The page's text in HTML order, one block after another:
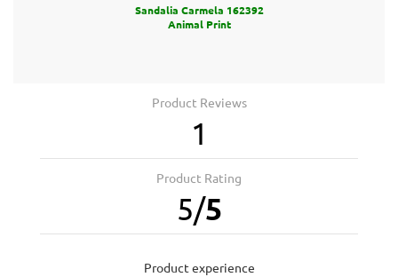
Sandalia Carmela 162392
Animal Print
Product Reviews
1
Product Rating
5/5
product experience